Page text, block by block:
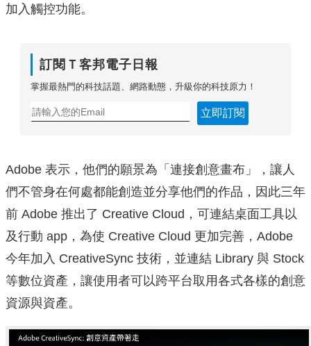
加入觸控功能。
訂閱Ｔ客邦電子日報
掌握最熱門的科技話題、網路動態，升級你的科技原力！
立即訂閱
Adobe 表示，他們的願景為「連接創意畫布」，讓人
們不管身在何處都能創造並分享他們的作品，因此三年
前 Adobe 推出了 Creative Cloud，可連結桌面工具以
及行動 app，為使 Creative Cloud 更加完善，Adobe
今年加入 CreativeSync 技術，並連結 Library 與 Stock
等數位資產，讓使用者可以跨平台取用各式各樣的創意
資源與資產。